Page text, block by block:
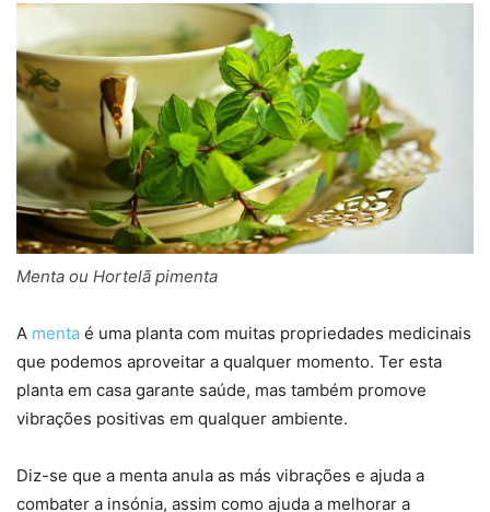
Menta ou Hortelã pimenta
A menta é uma planta com muitas propriedades medicinais
que podemos aproveitar a qualquer momento. Ter esta
planta em casa garante saúde, mas também promove
vibrações positivas em qualquer ambiente.
Diz-se que a menta anula as más vibrações e ajuda a
combater a insónia, assim como ajuda a melhorar a